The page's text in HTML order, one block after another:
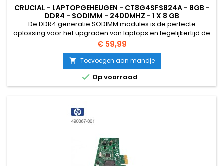
CRUCIAL - LAPTOPGEHEUGEN - CT8G4SFS824A - 8GB -
DDR4 - SODIMM - 2400MHZ - 1 X 8 GB
De DDR4 generatie SODIMM modules is de perfecte
oplossing voor het upgraden van laptops en tegelijkertijd de
voorkeur geven aan betrouwbare en hoogwaardige
oplossing die snelle gegevensoverdracht biedt en een laag
stroomverbruik (1.2V) verbruikt.
Prijs
€ 59,99
 Toevoegen aan mandje
 Op voorraad